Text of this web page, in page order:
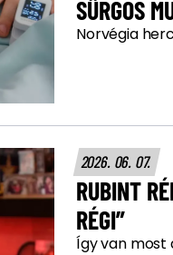
SÜRGŐS
Norvégia
2026. 06. 07.
RUBINT
RÉGI”
Így van most